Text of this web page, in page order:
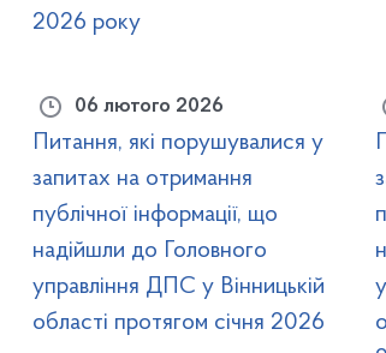
2026 року
06 лютого 2026
Питання, які порушувалися у
запитах на отримання
публічної інформації, що
надійшли до Головного
управління ДПС у Вінницькій
області протягом січня 2026